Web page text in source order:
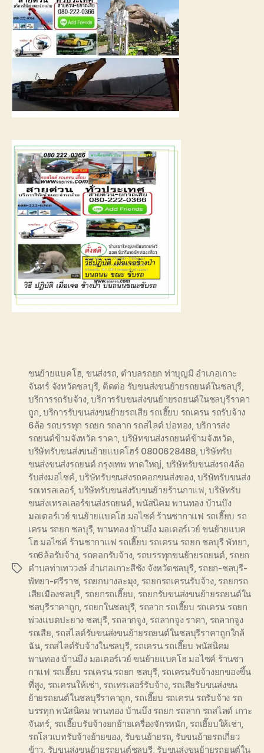
Tags
ขนย้ายแบคโฮ, ขนส่งรถ, ตำบลรถยก ท่าบุญมี อำเภอเกาะ
จันทร์ จังหวัดชลบุรี, ติดต่อ รับขนส่งขนย้ายรถยนต์ในชลบุรี,
บริการรถรับจ้าง,บริการรับขนส่งขนย้ายรถยนต์ในชลบุรีราคา
ถูก, บริการรับขนส่งขนย้ายรถเสีย รถเฮี๊ยบ รถเครน รถรับจ้าง
6ล้อ รถบรรทุก รถยก รถลาก รถสไลด์ บ่อทอง, บริการส่ง
รถยนต์ข้ามจังหวัด ราคา, บริษัทขนส่งรถยนต์ข้ามจังหวัด,
บริษัทรับขนส่งขนย้ายแบคโฮร์ 0800628488,บริษัทรับ
ขนส่งขนส่งรถยนต์ กรุงเทพ หาดใหญ่, บริษัทรับขนส่งรถ4ล้อ
รับส่งมอไซค์,บริษัทรับขนส่งรถคอกขนส่งของ,บริษัทรับขนส่ง
รถเทรลเลอร์, บริษัทรับขนส่งรับขนย้ายร้านกาแฟ,บริษัทรับ
ขนส่งเทรลเลอร์ขนส่งรถยนต์,พนัสนิคม พานทอง บ้านบึง
มอเตอร์เวย์ ขนย้ายแบคโฮ มอไซค์ ร้านชากาแฟ รถเฮี๊ยบ รถ
เครน รถยก ชลบุรี, พานทอง บ้านบึง มอเตอร์เวย์ ขนย้ายแบค
โฮ มอไซค์ ร้านชากาแฟ รถเฮี๊ยบ รถเครน รถยก ชลบุรี พัทยา,
รถ6ล้อรับจ้าง, รถคอกรับจ้าง, รถบรรทุกขนย้ายรถยนต์, รถยก
ตำบลท่าเทววงษ์ อำเภอเกาะสีชัง จังหวัดชลบุรี, รถยก-ชลบุรี-
พัทยา-ศรีราช, รถยกบางละมุง, รถยกรถเครนรับจ้าง, รถยกรถ
เสียเมืองชลบุรี, รถยกรถเฮี๊ยบ, รถยกรับขนส่งขนย้ายรถยนต์ใน
ชลบุรีราคาถูก, รถยกในชลบุรี, รถลาก รถเฮี๊ยบ รถเครน รถยก
พ่วงแบตปะยาง ชลบุรี, รถลากจูง, รถลากจูง ราคา, รถลากจูง
รถเสีย, รถสไลด์รับขนส่งขนย้ายรถยนต์ในชลบุรีราคาถูกใกล้
ฉัน, รถสไลด์รับจ้างในชลบุรี, รถเครน รถเฮี๊ยบ พนัสนิคม
พานทอง บ้านบึง มอเตอร์เวย์ ขนย้ายแบคโฮ มอไซค์ ร้านชา
กาแฟ รถเฮี๊ยบ รถเครน รถยก ชลบุรี, รถเครนรับจ้างยกของขึ้น
ที่สูง, รถเครนให้เช่า, รถเทรเลอร์รับจ้าง, รถเสียรับขนส่งขน
ย้ายรถยนต์ในชลบุรีราคาถูก, รถเฮี๊ยบ รถเครน รถรับจ้าง รถ
บรรทุก พนัสนิคม พานทอง บ้านบึง รถยก รถลาก รถสไลด์ เกาะ
จันทร์, รถเฮี๊ยบรับจ้างยกย้ายเครื่องจักรหนัก, รถเฮี๊ยบให้เช่า,
รถโลวเบทรับจ้างย้ายของ, รับขนย้ายรถ, รับขนย้ายรถเกี่ยว
ข้าว, รับขนส่งขนย้ายรถยนต์ชลบุรี, รับขนส่งขนย้ายรถยนต์ใน